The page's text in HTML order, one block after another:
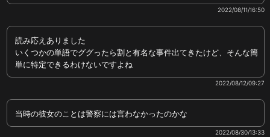
2022/08/11/16:50
読み応えありました
いくつかの単語でググったら割と有名な事件出てきたけど、そんな簡
単に特定できるわけないですよね
2022/08/12/09:27
当時の彼女のことは警察には言わなかったのかな
2022/08/30/13:33